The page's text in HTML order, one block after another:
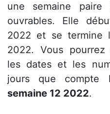
une semaine
ouvrables. Elle
2022 et se termine
2022. Vous pourrez
les dates et les
jours que compte
semaine 12 2022.